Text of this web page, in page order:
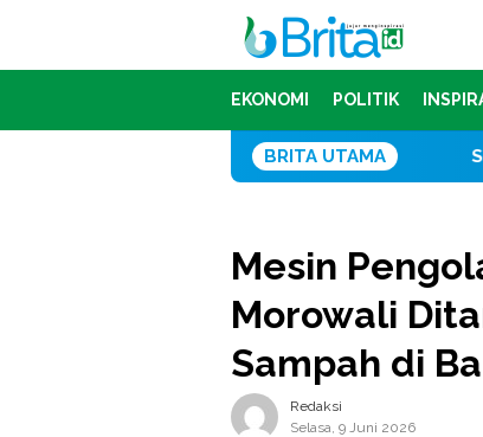
EKONOMI POLITIK
BRITA UTAMA
Sofyan Farid
Mesin
Morowali
Sampah di
Redaksi
Selasa, 9 Juni 2026